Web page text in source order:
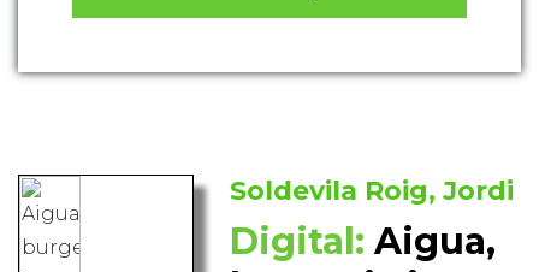
Soldevila Roig, Jordi
Digital: Aigua,